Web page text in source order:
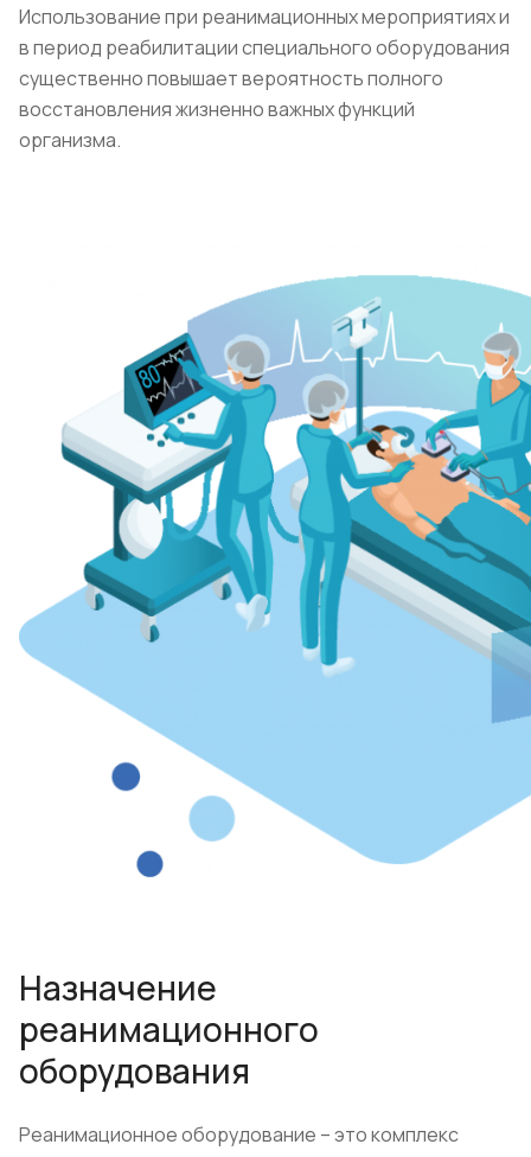
Использование при реанимационных мероприятиях и
в период реабилитации специального оборудования
существенно повышает вероятность полного
восстановления жизненно важных функций
организма.
Назначение
реанимационного
оборудования
Реанимационное оборудование – это комплекс